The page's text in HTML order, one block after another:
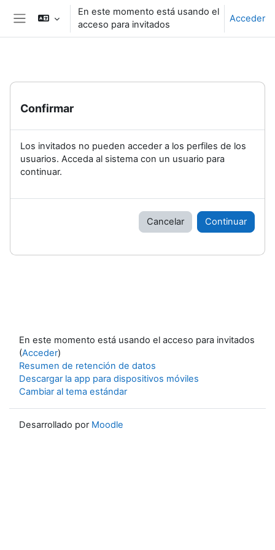
Salta al contenido principal
Panel lateral
En este momento está usando el
acceso para invitados
Acceder
Confirmar
Los invitados no pueden acceder a los perfiles de los
usuarios. Acceda al sistema con un usuario para
continuar.
Cancelar Continuar
En este momento está usando el acceso para invitados
(Acceder)
Resumen de retención de datos
Descargar la app para dispositivos móviles
Cambiar al tema estándar
Desarrollado por Moodle